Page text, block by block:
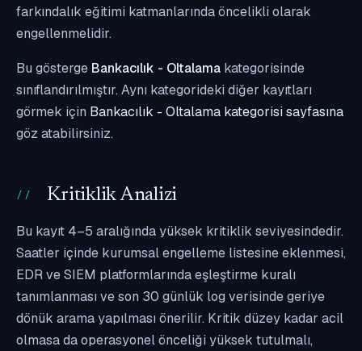
farkındalık eğitimi katmanlarında öncelikli olarak
engellenmelidir.
Bu gösterge Bankacılık - Oltalama kategorisinde
sınıflandırılmıştır. Aynı kategorideki diğer kayıtları
görmek için Bankacılık - Oltalama kategorisi sayfasına
göz atabilirsiniz.
Kritiklik Analizi
Bu kayıt 4–5 aralığında yüksek kritiklik seviyesindedir.
Saatler içinde kurumsal engelleme listesine eklenmesi,
EDR ve SIEM platformlarında eşleştirme kuralı
tanımlanması ve son 30 günlük log verisinde geriye
dönük arama yapılması önerilir. Kritik düzey kadar acil
olmasa da operasyonel önceliği yüksek tutulmalı,